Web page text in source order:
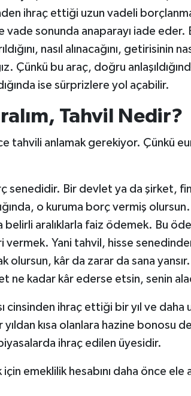
ihraç ettiği uzun vadeli borçlanma
vade sonunda anaparayı iade eder.
nasıl alınacağını, getirisinin
Çünkü bu araç, doğru
ise sürprizlere yol açabilir.
Tahvil Nedir?
tahvili anlamak gerekiyor. Çünkü
senedidir. Bir devlet ya da şirket,
o kuruma borç vermiş olursun.
aralıklarla faiz ödemek. Bu
vermek. Yani tahvil, hisse
olursun, kâr da zarar da sana yansır.
ne kadar kâr ederse etsin, senin
cinsinden ihraç ettiği bir yıl ve daha
kısa olanlara hazine bonosu
ihraç edilen üyesidir.
emeklilik hesabını daha önce ele